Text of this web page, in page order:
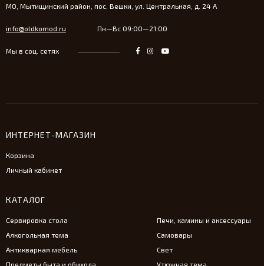
МО, Мытищинский район, пос. Вешки, ул. Центральная, д. 24 А
info@oldkomod.ru Пн—Вс 09:00—21:00
Мы в соц. сетях
ИНТЕРНЕТ-МАГАЗИН
Корзина
Личный кабинет
КАТАЛОГ
Сервировка стола
Алкогольная тема
Антикварная мебель
Предметы быта и обихода
Печи, камины и аксессуары
Самовары
Свет
Утюжная тема